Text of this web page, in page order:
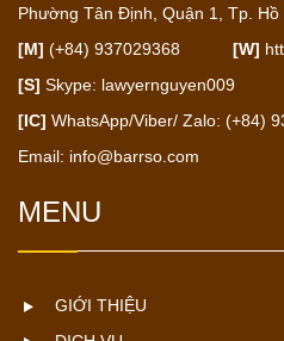
Phường Tân Định, Quận 1, Tp. Hồ
[M] (+84) 937029368 [W]
[S] Skype: lawyernguyen009
[IC] WhatsApp/Viber/ Zalo: (+84)
Email: info@barrso.com
MENU
GIỚI THIỆU